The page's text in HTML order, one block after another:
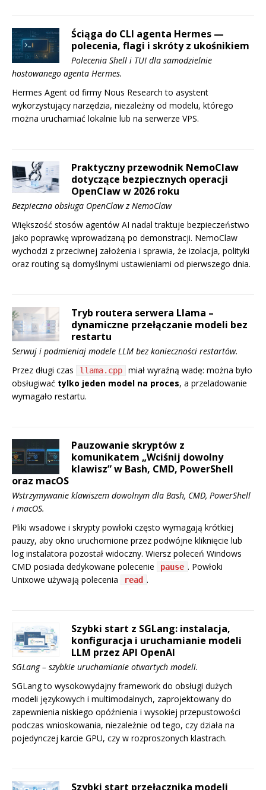
Ściąga do CLI agenta Hermes —
polecenia, flagi i skróty z ukośnikiem
Polecenia Shell i TUI dla samodzielnie
hostowanego agenta Hermes.
Hermes Agent od firmy Nous Research to asystent
wykorzystujący narzędzia, niezależny od modelu, którego
można uruchamiać lokalnie lub na serwerze VPS.
Praktyczny przewodnik NemoClaw
dotyczące bezpiecznych operacji
OpenClaw w 2026 roku
Bezpieczna obsługa OpenClaw z NemoClaw
Większość stosów agentów AI nadal traktuje bezpieczeństwo
jako poprawkę wprowadzaną po demonstracji. NemoClaw
wychodzi z przeciwnej założenia i sprawia, że izolacja, polityki
oraz routing są domyślnymi ustawieniami od pierwszego dnia.
Tryb routera serwera Llama –
dynamiczne przełączanie modeli bez
restartu
Serwuj i podmieniaj modele LLM bez konieczności restartów.
Przez długi czas
llama.cpp
miał wyraźną wadę: można było
obsługiwać tylko jeden model na proces, a przeladowanie
wymagało restartu.
Pauzowanie skryptów z
komunikatem „Wciśnij dowolny
klawisz” w Bash, CMD, PowerShell
oraz macOS
Wstrzymywanie klawiszem dowolnym dla Bash, CMD, PowerShell
i macOS.
Pliki wsadowe i skrypty powłoki często wymagają krótkiej
pauzy, aby okno uruchomione przez podwójne kliknięcie lub
log instalatora pozostał widoczny. Wiersz poleceń Windows
CMD posiada dedykowane polecenie
pause . Powłoki
Unixowe używają polecenia
read .
Szybki start z SGLang: instalacja,
konfiguracja i uruchamianie modeli
LLM przez API OpenAI
SGLang – szybkie uruchamianie otwartych modeli.
SGLang to wysokowydajny framework do obsługi dużych
modeli językowych i multimodalnych, zaprojektowany do
zapewnienia niskiego opóźnienia i wysokiej przepustowości
podczas wnioskowania, niezależnie od tego, czy działa na
pojedynczej karcie GPU, czy w rozproszonych klastrach.
Szybki start przełącznika modeli